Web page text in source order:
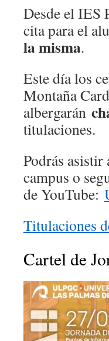
Desde el IES
cita para el
la misma.
Este día los
Montaña
albergarán
titulaciones.
Podrás asistir
campus o
de YouTube:
Titulaciones
Cartel de